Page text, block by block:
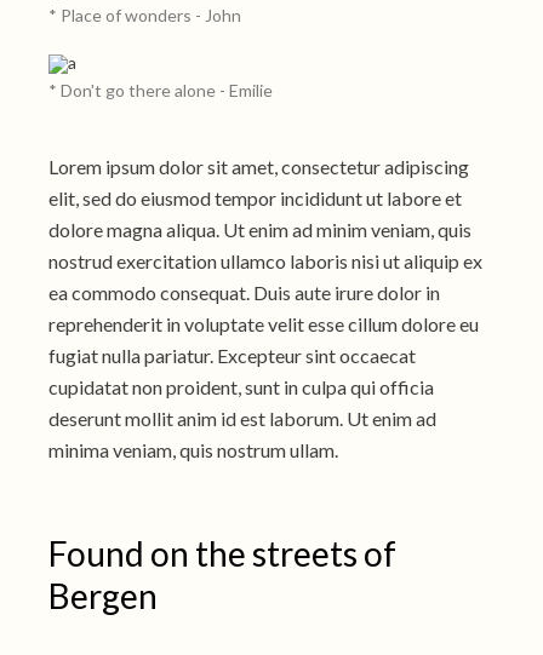
* Place of wonders - John
* Don't go there alone - Emilie
Lorem ipsum dolor sit amet, consectetur adipiscing
elit, sed do eiusmod tempor incididunt ut labore et
dolore magna aliqua. Ut enim ad minim veniam, quis
nostrud exercitation ullamco laboris nisi ut aliquip ex
ea commodo consequat. Duis aute irure dolor in
reprehenderit in voluptate velit esse cillum dolore eu
fugiat nulla pariatur. Excepteur sint occaecat
cupidatat non proident, sunt in culpa qui officia
deserunt mollit anim id est laborum. Ut enim ad
minima veniam, quis nostrum ullam.
Found on the streets of
Bergen